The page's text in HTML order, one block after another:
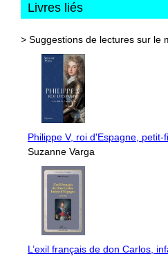
Livres liés
> Suggestions de lectures sur le
Philippe V, roi d'Espagne, petit-
Suzanne Varga
L’exil français de don Carlos,